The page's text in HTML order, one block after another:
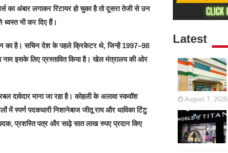
का अंबार लगाकर रिटायर हो चुका है तो दूसरा तेजी से उन
ध्वस्त भी कर दिए हैं।
का है। सचिन देश के पहले क्रिकेटर थे, जिन्हें 1997–98
इसके लिए प्रस्तावित किया है। खेल मंत्रालय की ओर
दावेदार माना जा रहा है। कोहली के अलावा स्कवॉश
में स्पर्ण पदकधारी निशानेबाज जीतू राय और धाविका टिंटु
प्रशस्ति पत्र और साढ़े सात लाख रुपए प्रदान किए
Latest
August 7, 2026